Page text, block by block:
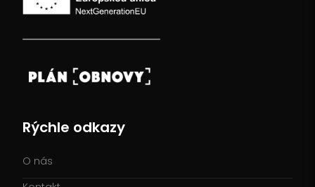
Rýchle odkazy
O nás